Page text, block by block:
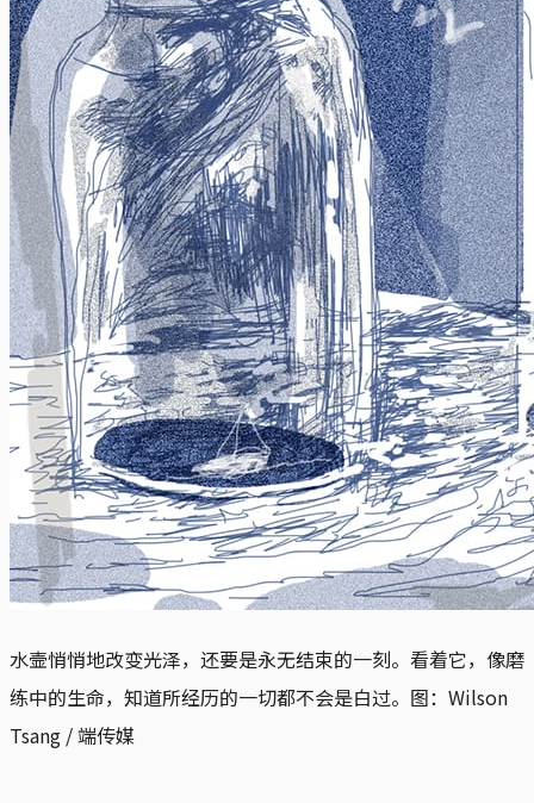
水壸悄悄地改变光泽，还要是永无结束的一刻。看着它，像磨
练中的生命，知道所经历的一切都不会是白过。图：Wilson
Tsang / 端传媒